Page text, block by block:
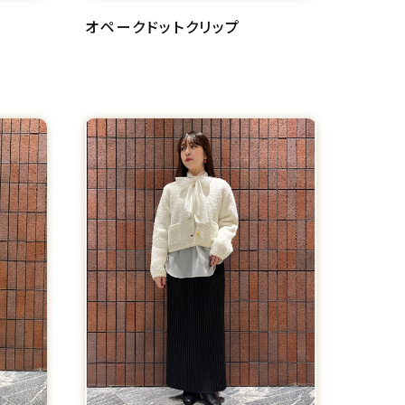
オペークドットクリップ